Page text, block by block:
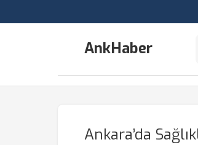
AnkHaber
Ankara’da